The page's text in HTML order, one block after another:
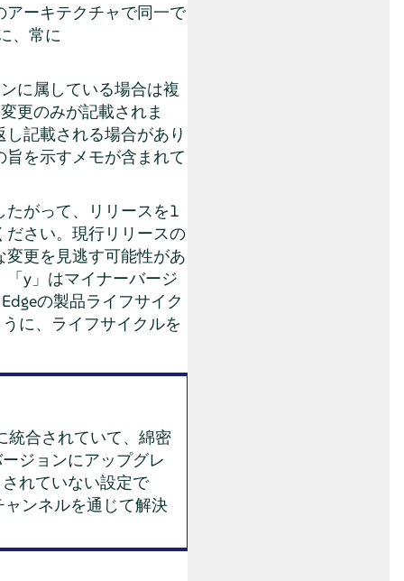
ーキテクチャで同一で
、常に
に属している場合は複
更のみが記載されま
記載される場合があり
を示すメモが含まれて
がって、リリースを1
さい。現行リリースの
更を見逃す可能性があ
「y」はマイナーバージ
の製品ライフサイク
に、ライフサイクルを
統合されていて、綿密
ジョンにアップグレ
れていない設定で
ンネルを通じて解決